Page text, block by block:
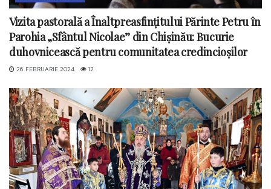
Vizita pastorală a Înaltpreasfințitului Părinte Petru în
Parohia „Sfântul Nicolae” din Chișinău: Bucurie
duhovnicească pentru comunitatea credincioșilor
26 FEBRUARIE 2024 12